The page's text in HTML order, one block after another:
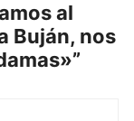
al
Buján, nos
”